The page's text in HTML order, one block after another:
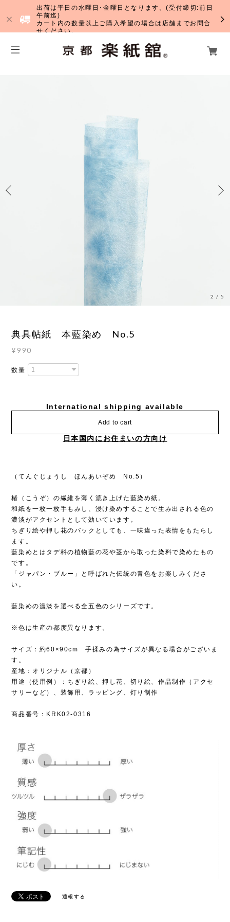
出荷は平日の水曜日･金曜日となります。(受付締切:前日
午前迄)
カート内の数量以上ご購入希望の場合は店舗までお問合
せください。
2 /5
典具帖紙 本藍染め No.5
¥990
数量
International shipping available
Add to cart
日本国内にお住まいの方向け
（てんぐじょうし ほんあいぞめ No.5）
楮（こうぞ）の繊維を薄く漉き上げた藍染め紙。
和紙を一枚一枚手もみし、浸け染めすることで生み出される色の
濃淡がアクセントとして効いています。
ちぎり絵や押し花のバックとしても、一味違った表情をもたらし
ます。
藍染めとはタデ科の植物藍の花や茎から取った染料で染めたもの
です。
「ジャパン・ブルー」と呼ばれた伝統の青色をお楽しみくださ
い。
藍染めの濃淡を選べる全五色のシリーズです。
※色は生産の都度異なります。
サイズ：約60×90cm 手揉みの為サイズが異なる場合がございま
す。
産地：オリジナル（京都）
用途（使用例）：ちぎり絵、押し花、切り絵、作品制作（アクセ
サリーなど）、装飾用、ラッピング、灯り制作
商品番号：KRK02-0316
通報する